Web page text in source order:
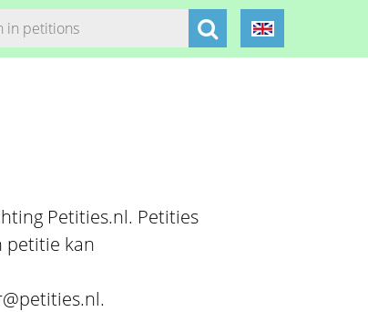
Petities.nl. Petities
petitie kan